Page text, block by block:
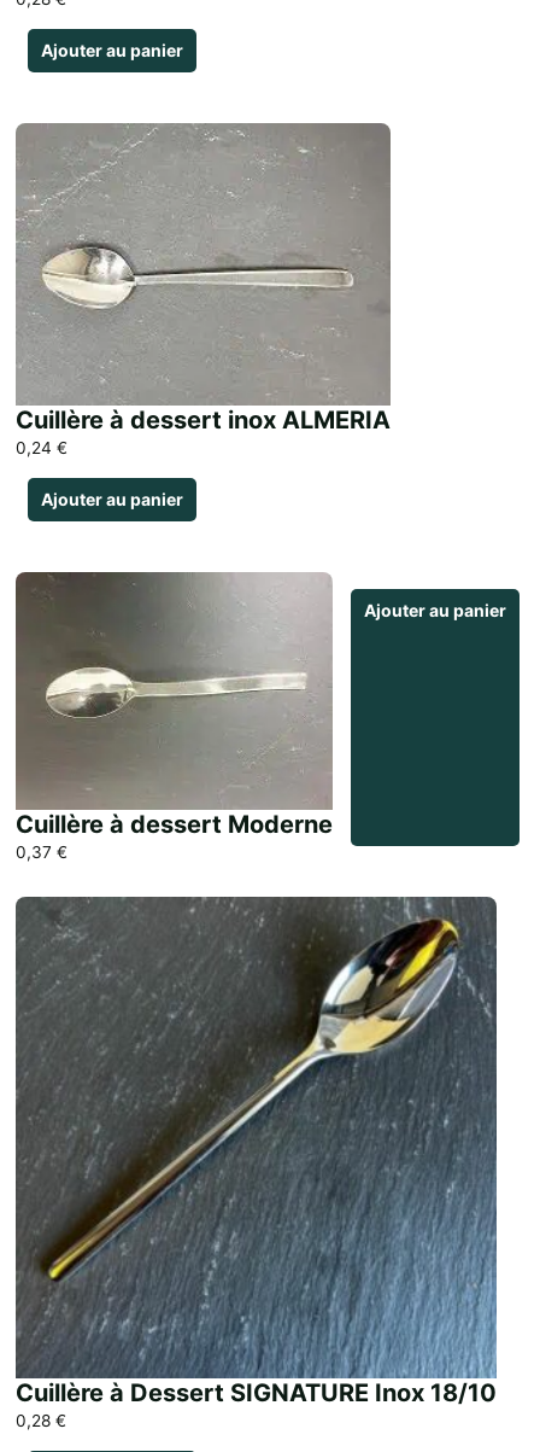
Ajouter au panier
Cuillère à dessert inox ALMERIA
0,24 €
Ajouter au panier
Cuillère à dessert Moderne
0,37 €
Ajouter au panier
Cuillère à Dessert SIGNATURE Inox 18/10
0,28 €